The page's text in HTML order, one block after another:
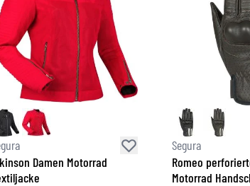
Damen Motorrad
Segura
Romeo
Motorrad